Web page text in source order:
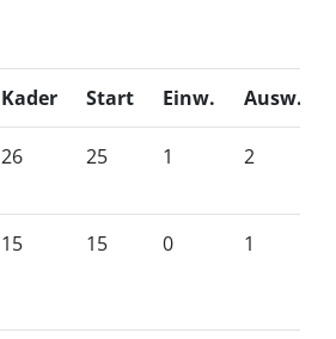
Kader Start Einw. Ausw.
26 25 1 2
15 15 0 1